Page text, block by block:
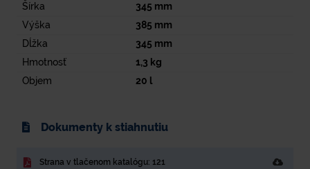
Šírka 345 mm
Výška
385 mm
Dĺžka
345 mm
Hmotnosť
1,3 kg
Objem
20 l
Dokumenty k stiahnutiu
Strana v tlačenom katalógu: 121